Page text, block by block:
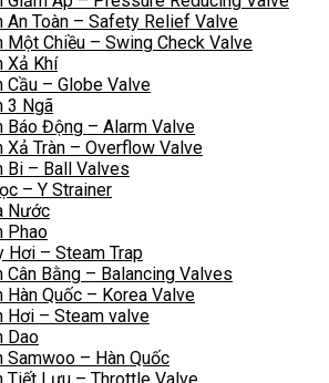
An Toàn – Safety Relief Valve
Một Chiều – Swing Check Valve
Xả Khí
Cầu – Globe Valve
3 Ngã
Báo Động – Alarm Valve
Xả Tràn – Overflow Valve
Bi – Ball Valves
– Y Strainer
Nước
Phao
Hơi – Steam Trap
Cân Bằng – Balancing Valves
Hàn Quốc – Korea Valve
Hơi – Steam valve
Dao
Samwoo – Hàn Quốc